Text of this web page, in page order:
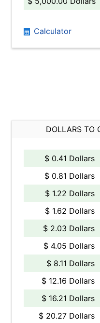
Calculator
DOLLARS TO
$ 0.41 Dollars
$ 0.81 Dollars
$ 1.22 Dollars
$ 1.62 Dollars
$ 2.03 Dollars
$ 4.05 Dollars
$ 8.11 Dollars
$ 12.16 Dollars
$ 16.21 Dollars
$ 20.27 Dollars